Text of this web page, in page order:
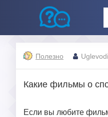
Полезно
Какие фильмы о
Если вы любите